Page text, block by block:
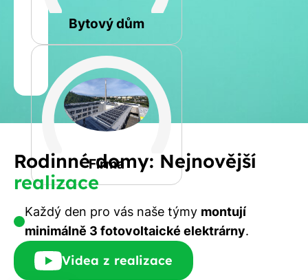
Bytový dům
Firma
Jiná
Spočítat
kalkulaci
Jméno
a
příjmení
Telefon
E-
mail
Rodinné domy: Nejnovější
realizace
Každý den pro vás naše týmy montují
minimálně 3 fotovoltaické elektrárny.
Videa z realizace